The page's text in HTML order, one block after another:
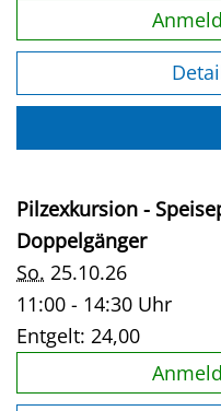
Pilzexkursion -
Doppelgänger
So. 25.10.26
11:00 - 14:30 Uhr
Entgelt: 24,00